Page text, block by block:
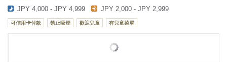
JPY 4,000 - JPY 4,999 JPY 2,000 - JPY 2,999
可信用卡付款 禁止吸煙 歡迎兒童 有兒童菜單